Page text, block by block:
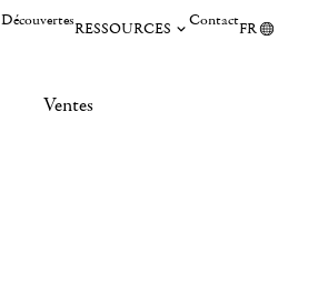
DécouvertesRESSOURCES ContactFR
Ventes